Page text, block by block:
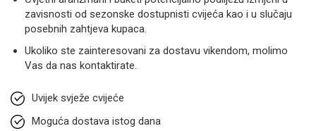
zavisnosti od sezonske dostupnisti cvijeća kao i u slučaju
posebnih zahtjeva kupaca.
Ukoliko ste zainteresovani za dostavu vikendom, molimo
Vas da nas kontaktirate.
Uvijek svježe cvijeće
Moguća dostava istog dana